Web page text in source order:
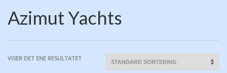
Azimut Yachts
VISER DET ENE RESULTATET